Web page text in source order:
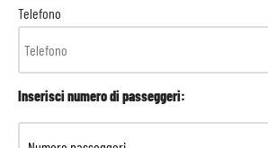
Telefono
Inserisci numero di passeggeri: